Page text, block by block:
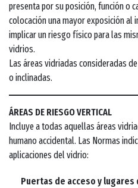
presenta por su posición, función o
colocación una mayor exposición al
implicar un riesgo físico para las
vidrios.
Las áreas vidriadas consideradas
o inclinadas.
ÁREAS DE RIESGO VERTICAL
Incluye a todas aquellas áreas
humano accidental. Las Normas
aplicaciones del vidrio:
Puertas de acceso y lugares